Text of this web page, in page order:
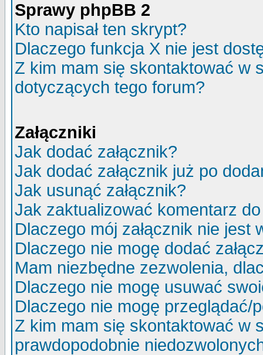
Sprawy phpBB 2
Kto napisał ten skrypt?
Dlaczego funkcja X nie jest
Z kim mam się skontaktować w
dotyczących tego forum?
Załączniki
Jak dodać załącznik?
Jak dodać załącznik już po
Jak usunąć załącznik?
Jak zaktualizować komentarz
Dlaczego mój załącznik nie jest
Dlaczego nie mogę dodać
Mam niezbędne zezwolenia,
Dlaczego nie mogę usuwać
Dlaczego nie mogę przeglądać/
Z kim mam się skontaktować w
prawdopodobnie